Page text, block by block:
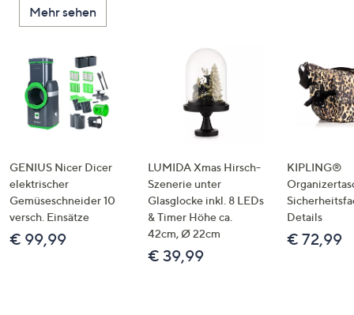
Mehr sehen
GENIUS Nicer Dicer
elektrischer
Gemüseschneider 10
versch. Einsätze
€ 99,99
LUMIDA Xmas Hirsch-
Szenerie unter
Glasglocke inkl. 8 LEDs
& Timer Höhe ca.
42cm, Ø 22cm
€ 39,99
KIPLING®
Details
€ 72,99